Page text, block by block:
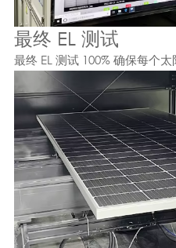
最终 EL 测试
最终 EL 测试 100% 确保每个